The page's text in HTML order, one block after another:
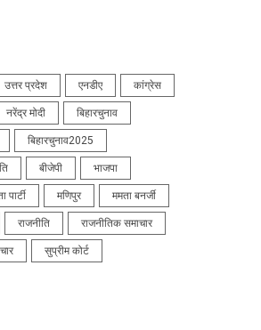
उत्तर प्रदेश एनडीए कांग्रेस
नरेंद्र मोदी बिहारचुनाव
बिहारचुनाव2025
बीजेपी भाजपा
पार्टी मणिपुर ममता बनर्जी
राजनीति राजनीतिक समाचार
सुप्रीम कोर्ट